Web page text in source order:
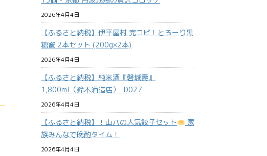
2026年4月4日
【ふるさと納税】伊平屋村 完コピ！とろーり黒
糖蜜 2本セット (200g×2本)
2026年4月4日
【ふるさと納税】純米酒『磐城壽』
1,800ml（鈴木酒造店）_D027
2026年4月4日
【ふるさと納税】！山八の人気餃子セット
家
族みんなで晩酌タイム！
2026年4月4日